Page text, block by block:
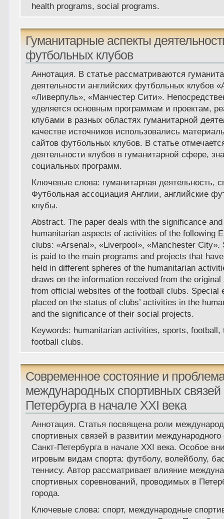
health programs, social programs.
Гуманитарные аспекты
футбольных клубов
Аннотация. В статье рассматриваются
деятельности английских футбольных клубов
«Ливерпуль», «Манчестер Сити».
уделяется основным программам и проектам,
клубами в разных областях гуманитарной
качестве источников использовались
сайтов футбольных клубов. В статье
деятельности клубов в гуманитарной сфере,
социальных программ.
Ключевые слова: гуманитарная деятельность,
Футбольная ассоциация Англии, английские
клубы.
Abstract. The paper deals with the significance
humanitarian aspects of activities of the following
clubs: «Arsenal», «Liverpool», «Manchester City».
is paid to the main programs and projects that
held in different spheres of the humanitarian
draws on the information received from the
from official websites of the football clubs. Special
placed on the status of clubs’ activities in the
and the significance of their social projects.
Keywords: humanitarian activities, sports, football,
football clubs.
Современное состояние и
международных спортивных связей
Петербурга в начале XXI века
Аннотация. Статья посвящена роли
спортивных связей в развитии международного
Санкт-Петербурга в начале ХХI века. Особое
игровым видам спорта: футболу, волейболу,
теннису. Автор рассматривает влияние
спортивных соревнований, проводимых в
города.
Ключевые слова: cпорт, международные